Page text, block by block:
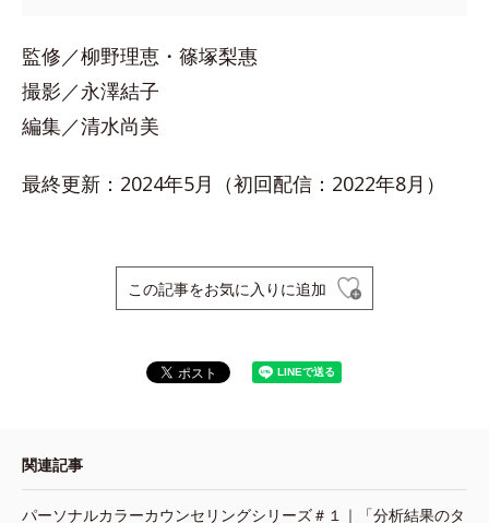
監修／柳野理恵・篠塚梨惠
撮影／永澤結子
編集／清水尚美
最終更新：2024年5月（初回配信：2022年8月）
この記事をお気に入りに追加
関連記事
パーソナルカラーカウンセリングシリーズ＃１｜「分析結果のタ